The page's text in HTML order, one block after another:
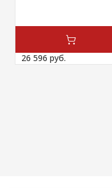
26 596 руб.